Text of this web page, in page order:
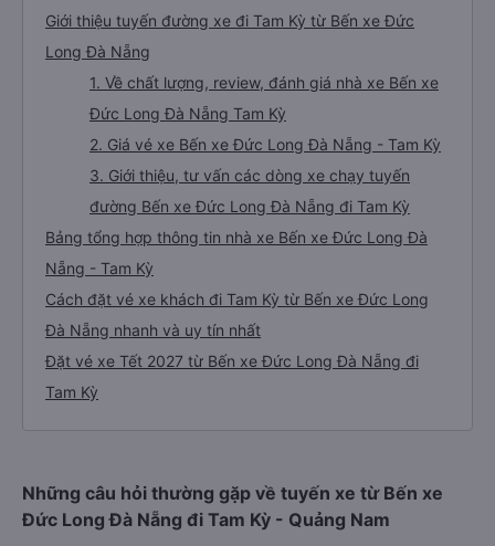
Giới thiệu tuyến đường xe đi Tam Kỳ từ Bến xe Đức
Long Đà Nẵng
1. Về chất lượng, review, đánh giá nhà xe Bến xe
Đức Long Đà Nẵng Tam Kỳ
2. Giá vé xe Bến xe Đức Long Đà Nẵng - Tam Kỳ
3. Giới thiệu, tư vấn các dòng xe chạy tuyến
đường Bến xe Đức Long Đà Nẵng đi Tam Kỳ
Bảng tổng hợp thông tin nhà xe Bến xe Đức Long Đà
Nẵng - Tam Kỳ
Cách đặt vé xe khách đi Tam Kỳ từ Bến xe Đức Long
Đà Nẵng nhanh và uy tín nhất
Đặt vé xe Tết 2027 từ Bến xe Đức Long Đà Nẵng đi
Tam Kỳ
Những câu hỏi thường gặp về tuyến xe từ Bến xe
Đức Long Đà Nẵng đi Tam Kỳ - Quảng Nam